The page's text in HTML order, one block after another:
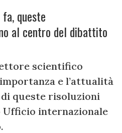
queste
al centro del dibattito
scientifico
e l’attualità
queste risoluzioni
internazionale